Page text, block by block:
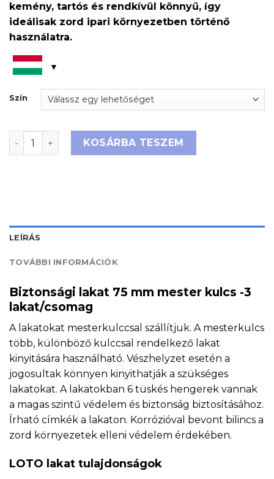
kemény, tartós és rendkívül könnyű, így
ideálisak zord ipari környezetben történő
használatra.
Szín
Biztonsági lakat 75 mm mester kulcs -3 lakat/csomag
KOSÁRBA TESZEM
LEÍRÁS
TOVÁBBI INFORMÁCIÓK
Biztonsági lakat 75 mm mester kulcs -3
lakat/csomag
A lakatokat mesterkulccsal szállítjuk. A mesterkulcs
több, különböző kulccsal rendelkező lakat
kinyitására használható. Vészhelyzet esetén a
jogosultak könnyen kinyithatják a szükséges
lakatokat. A lakatokban 6 tüskés hengerek vannak
a magas szintű védelem és biztonság biztosításához.
Írható címkék a lakaton. Korrózióval bevont bilincs a
zord környezetek elleni védelem érdekében.
LOTO lakat tulajdonságok